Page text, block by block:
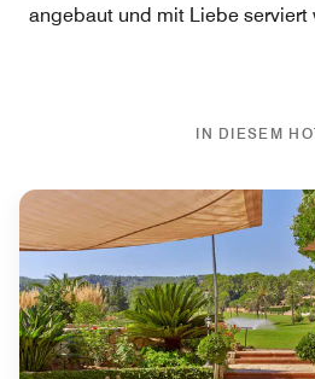
angebaut und mit Liebe serviert
IN DIESEM